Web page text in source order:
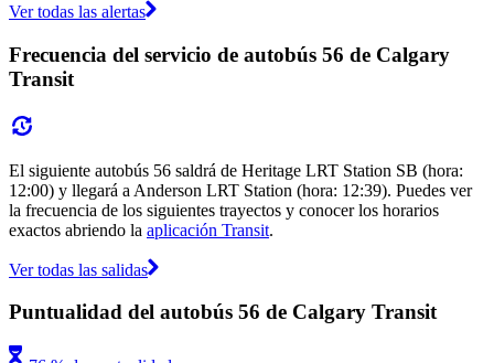
Ver todas las alertas
Frecuencia del servicio de autobús 56 de Calgary
Transit
El siguiente autobús 56 saldrá de Heritage LRT Station SB (hora:
12:00) y llegará a Anderson LRT Station (hora: 12:39). Puedes ver
la frecuencia de los siguientes trayectos y conocer los horarios
exactos abriendo la aplicación Transit.
Ver todas las salidas
Puntualidad del autobús 56 de Calgary Transit